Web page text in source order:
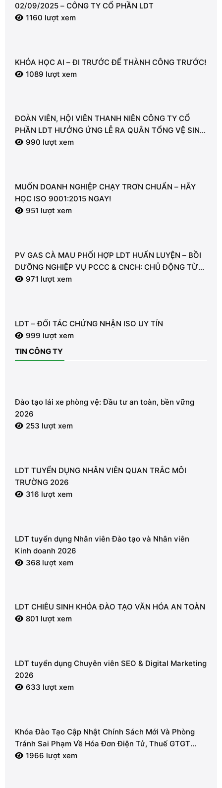
02/09/2025 – CÔNG TY CỔ PHẦN LDT
1160 lượt xem
KHÓA HỌC AI – ĐI TRƯỚC ĐỂ THÀNH CÔNG TRƯỚC!
1089 lượt xem
ĐOÀN VIÊN, HỘI VIÊN THANH NIÊN CÔNG TY CỔ
PHẦN LDT HƯỞNG ỨNG LỄ RA QUÂN TỔNG VỆ SINH
MÔI TRƯỜNG
990 lượt xem
MUỐN DOANH NGHIỆP CHẠY TRƠN CHUẨN – HÃY
HỌC ISO 9001:2015 NGAY!
951 lượt xem
PV GAS CÀ MAU PHỐI HỢP LDT HUẤN LUYỆN – BỒI
DƯỠNG NGHIỆP VỤ PCCC & CNCH: CHỦ ĐỘNG TỪ
TỪNG GIÂY VÌ AN TOÀN
971 lượt xem
LDT – ĐỐI TÁC CHỨNG NHẬN ISO UY TÍN
999 lượt xem
TIN CÔNG TY
Đào tạo lái xe phòng vệ: Đầu tư an toàn, bền vững
2026
253 lượt xem
LDT TUYỂN DỤNG NHÂN VIÊN QUAN TRẮC MÔI
TRƯỜNG 2026
316 lượt xem
LDT tuyển dụng Nhân viên Đào tạo và Nhân viên
Kinh doanh 2026
368 lượt xem
LDT CHIÊU SINH KHÓA ĐÀO TẠO VĂN HÓA AN TOÀN
801 lượt xem
LDT tuyển dụng Chuyên viên SEO & Digital Marketing
2026
633 lượt xem
Khóa Đào Tạo Cập Nhật Chính Sách Mới Và Phòng
Tránh Sai Phạm Về Hóa Đơn Điện Tử, Thuế GTGT
20261966 lượt xem